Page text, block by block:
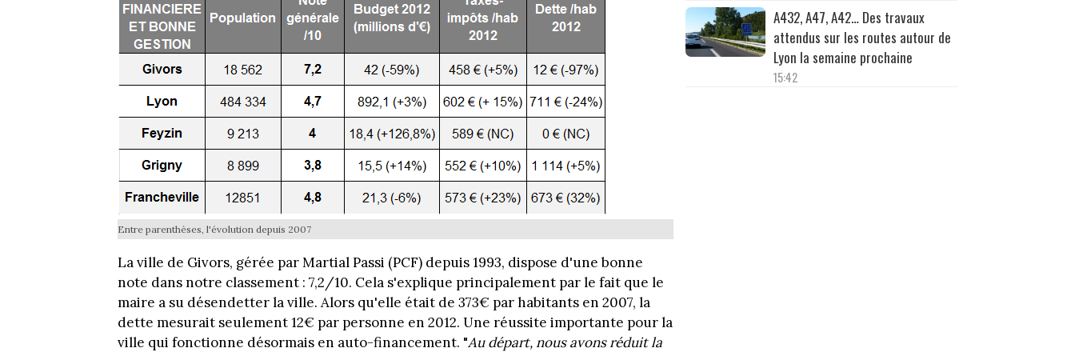
Entre parenthèses, l'évolution depuis 2007
La ville de Givors, gérée par Martial Passi (PCF) depuis 1993, dispose d'une bonne
note dans notre classement : 7,2/10. Cela s'explique principalement par le fait que le
maire a su désendetter la ville. Alors qu'elle était de 373€ par habitants en 2007, la
dette mesurait seulement 12€ par personne en 2012. Une réussite importante pour la
ville qui fonctionne désormais en auto-financement. "Au départ, nous avons réduit la
A432, A47, A42… Des travaux
attendus sur les routes autour de
Lyon la semaine prochaine
15:42